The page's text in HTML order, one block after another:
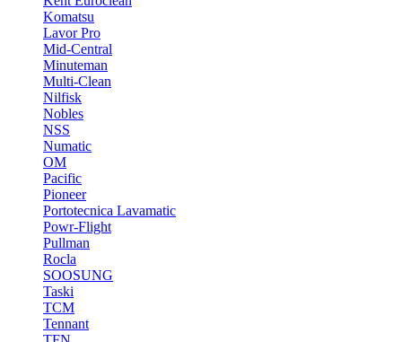
Komatsu
Lavor Pro
Mid-Central
Minuteman
Multi-Clean
Nilfisk
Nobles
NSS
Numatic
OM
Pacific
Pioneer
Portotecnica Lavamatic
Powr-Flight
Pullman
Rocla
SOOSUNG
Taski
TCM
Tennant